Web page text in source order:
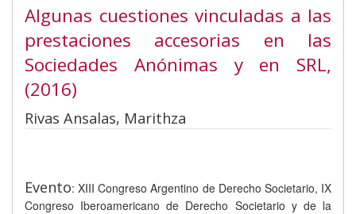
Algunas cuestiones vinculadas a las
prestaciones accesorias en las
Sociedades Anónimas y en SRL,
(2016)
Rivas Ansalas, Marithza
Evento: XIII Congreso Argentino de Derecho Societario, IX
Congreso Iberoamericano de Derecho Societario y de la